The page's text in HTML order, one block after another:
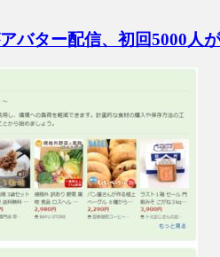
バター配信、初回5000人